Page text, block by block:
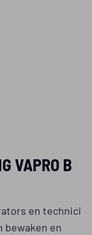
VAPRO B
en technici
en